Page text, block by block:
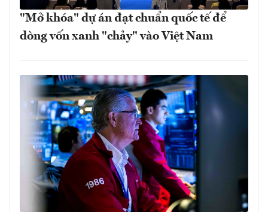
"Mở khóa" dự án đạt chuẩn quốc tế để
dòng vốn xanh "chảy" vào Việt Nam